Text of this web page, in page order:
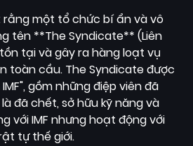
rằng một tổ chức bí ẩn và vô
tên **The Syndicate** (Liên
tại và gây ra hàng loạt vụ
toàn cầu. The Syndicate được
gồm những điệp viên đã
đã chết, sở hữu kỹ năng và
với IMF nhưng hoạt động với
tự thế giới.